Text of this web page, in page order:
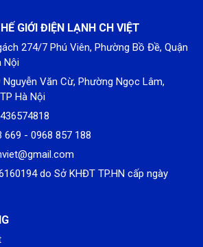
đèn led hiện đại giúp bạn dễ dàng
hiện các thao tác cất và lấy đồ dễ
GIỚI ĐIỆN LẠNH CH VIỆT
274/7 Phú Viên, Phường Bồ Đề, Quận
Nội
Nguyễn Văn Cừ, Phường Ngọc Lâm,
Hà Nội
669 - 0968 857 188
do Sở KHĐT TP.HN cấp ngày